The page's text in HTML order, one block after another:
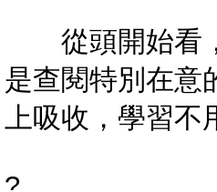
從頭開始看，
是查閱特別在意
上吸收，學習不